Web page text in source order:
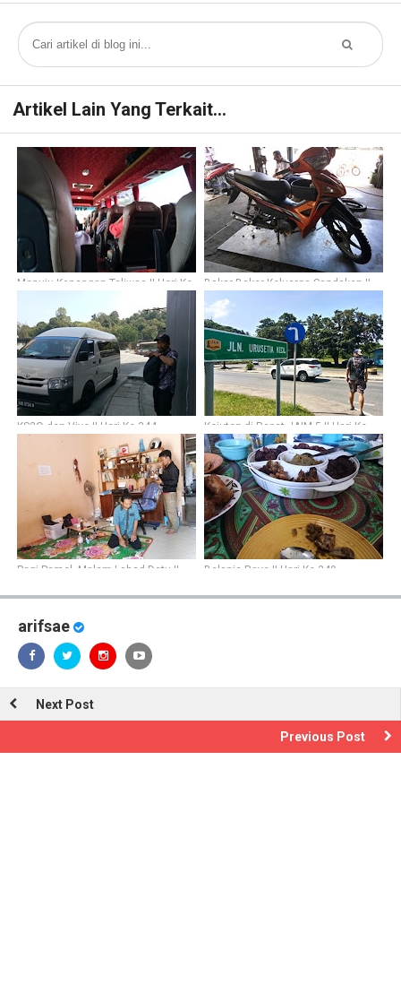
Artikel Lain Yang Terkait...
Menuju Kenangan Taliwas || Hari Ke-
Bakar-Bakar Keluarga Sandakan ||
Hari Ke-351
KS2O dan Vivo || Hari Ke-344
Kejutan di Rapat JAIM 5 || Hari Ke-
337
Pagi Pamol, Malam Lahad Datu ||
Belanja Raya || Hari Ke-349
arifsae
Next Post
Previous Post